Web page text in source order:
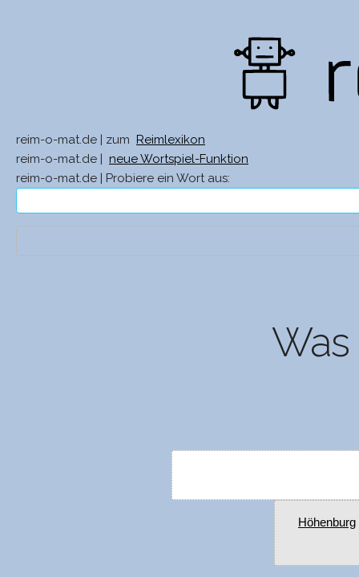
reim-o-mat.de | zum
Reimlexikon
reim-o-mat.de |
neue Wortspiel-Funktion
reim-o-mat.de | Probiere ein Wort aus:
Höhenburg